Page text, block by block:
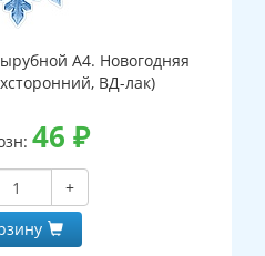
А4. Новогодняя
ВД-лак)
46 ₽
+